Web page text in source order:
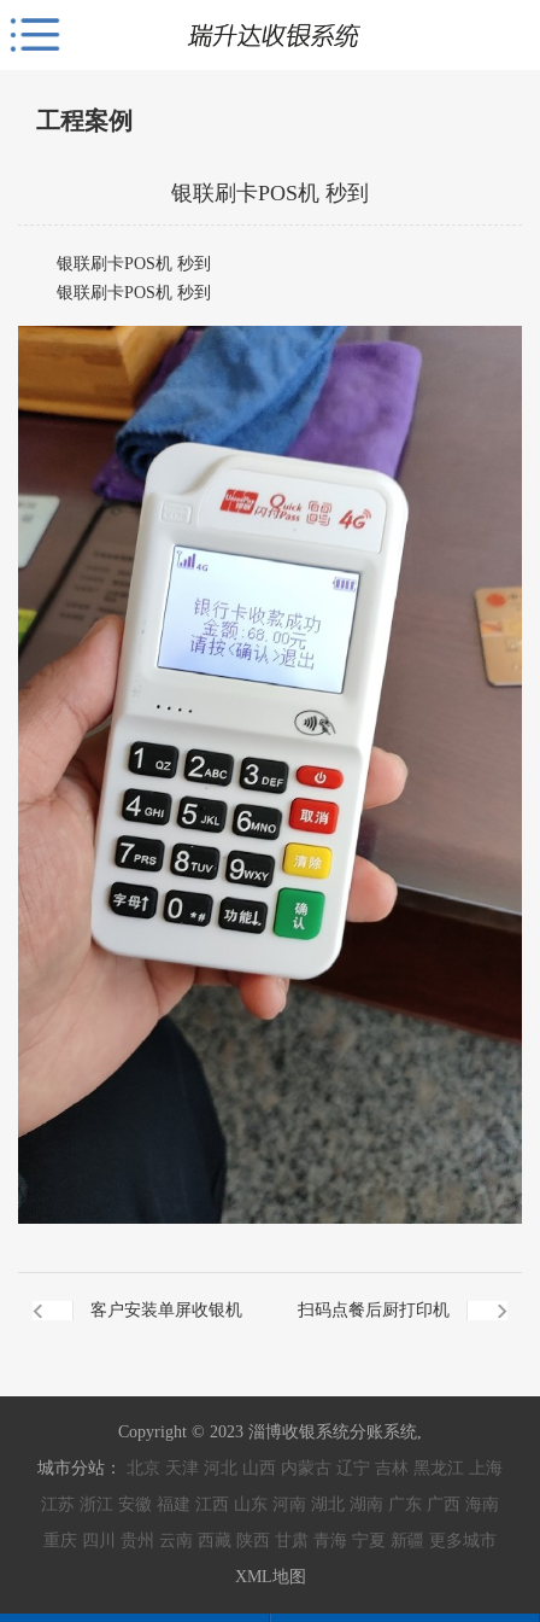
工程案例
银联刷卡POS机 秒到
银联刷卡POS机 秒到
银联刷卡POS机 秒到
客户安装单屏收银机 扫码点餐后厨打印机
Copyright © 2023 淄博收银系统分账系统,
城市分站： 北京 天津 河北 山西 内蒙古 辽宁 吉林 黑龙江
上海
江苏 浙江 安徽 福建 江西 山东 河南 湖北 湖南 广东 广西 海南
重庆 四川 贵州 云南 西藏 陕西 甘肃 青海 宁夏 新疆 更多城市
XML地图